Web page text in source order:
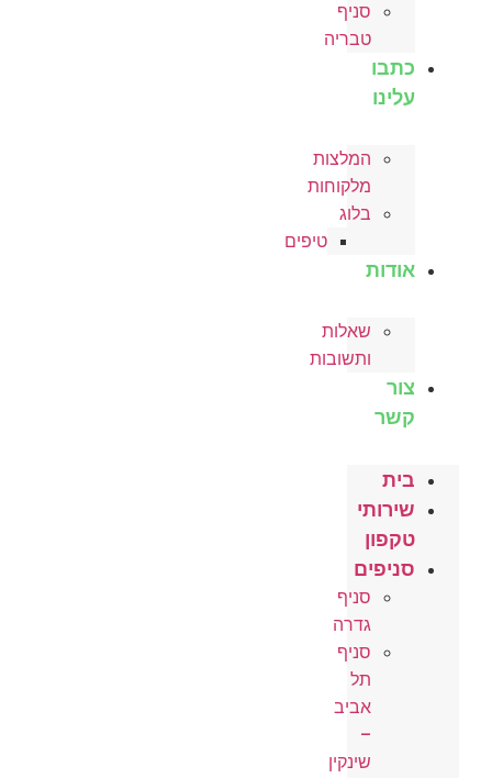
סניף
טבריה
כתבו
עלינו
המלצות
מלקוחות
בלוג
טיפים
אודות
שאלות
ותשובות
צור
קשר
בית
שירותי
טקפון
סניפים
סניף
גדרה
סניף
תל
אביב
–
שינקין